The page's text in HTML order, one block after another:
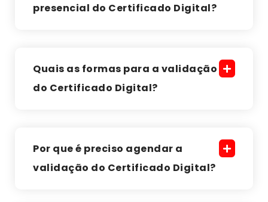
presencial do Certificado Digital?
Quais as formas para a validação
do Certificado Digital?
Por que é preciso agendar a
validação do Certificado Digital?